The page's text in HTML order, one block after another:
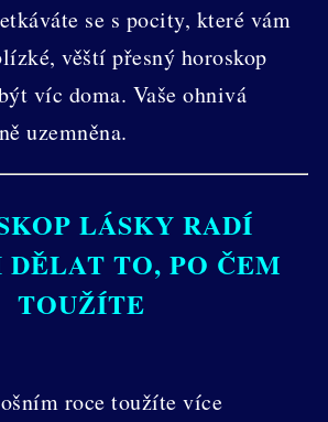
se s pocity, které vám
věští přesný horoskop
víc doma. Vaše ohnivá
uzemněna.
LÁSKY RADÍ
DĚLAT TO, PO ČEM
TOUŽÍTE
roce toužíte více